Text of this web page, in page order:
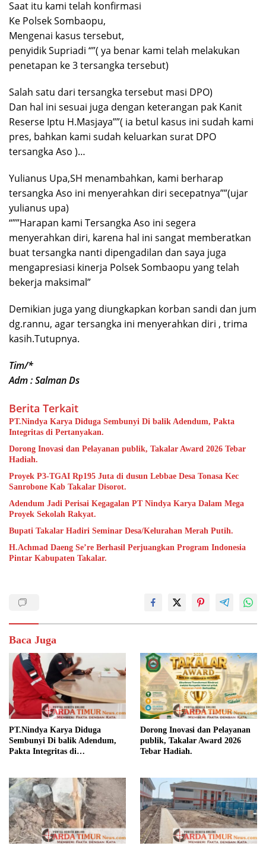
Saat itu kami telah konfirmasi
Ke Polsek Sombaopu,
Mengenai kasus tersebut,
penyidik Supriadi “”( ya benar kami telah melakukan
penetapan ke 3 tersangka tersebut)
Salah satu dari tersangka tersebut masi DPO)
Dan hal ini sesuai juga dengan keterangan pak Kanit
Reserse Iptu H.Masjaya””( ia betul kasus ini sudah kami
pres, bahkan kami sudah keluarkan surat DPO
tersangka Aso )…
Yulianus Upa,SH menambahkan, kami berharap
tersangka Aso ini menyerahkan diri secepatnya””(ujar
yulianus upa)
“””Harapan kami Tersangka Aso ini segera
menyerahkan diri, karena hal ini sangat memberatkan
buat tersangka nanti dipengadilan dan saya juga
mengapresiasi kinerja Polsek Sombaopu yang telah
bekerja maksimal”
Demikian juga yang diungkapkan korban sandi dan jum
dg.rannu, agar tersangka ini menyerahkan diri , trima
kasih.Tutupnya.
Tim/*
Adm : Salman Ds
Berita Terkait
PT.Nindya Karya Diduga Sembunyi Di balik Adendum, Pakta
Integritas di Pertanyakan.
Dorong Inovasi dan Pelayanan publik, Takalar Award 2026 Tebar
Hadiah.
Proyek P3-TGAI Rp195 Juta di dusun Lebbae Desa Tonasa Kec
Sanrobone Kab Takalar Disorot.
Adendum Jadi Perisai Kegagalan PT Nindya Karya Dalam Mega
Proyek Sekolah Rakyat.
Bupati Takalar Hadiri Seminar Desa/Kelurahan Merah Putih.
H.Achmad Daeng Se’re Berhasil Perjuangkan Program Indonesia
Pintar Kabupaten Takalar.
Baca Juga
PT.Nindya Karya Diduga
Sembunyi Di balik Adendum,
Pakta Integritas di
Dorong Inovasi dan Pelayanan
publik, Takalar Award 2026
Tebar Hadiah.